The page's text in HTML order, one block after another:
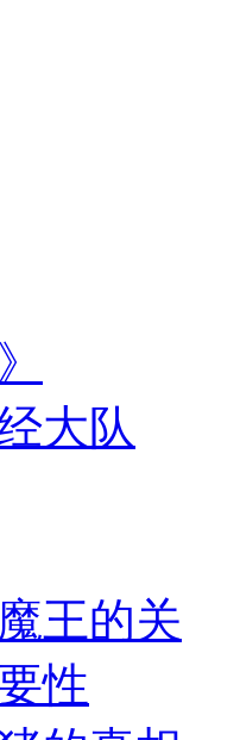
大队
王的关
性